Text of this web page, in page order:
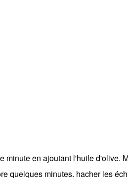
minute en ajoutant l'huile
quelques minutes. hacher les